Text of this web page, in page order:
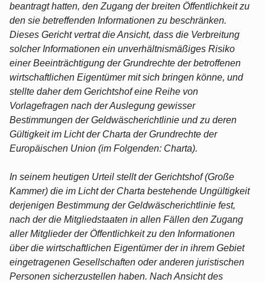
beantragt hatten, den Zugang der breiten Öffentlichkeit zu
den sie betreffenden Informationen zu beschränken.
Dieses Gericht vertrat die Ansicht, dass die Verbreitung
solcher Informationen ein unverhältnismäßiges Risiko
einer Beeinträchtigung der Grundrechte der betroffenen
wirtschaftlichen Eigentümer mit sich bringen könne, und
stellte daher dem Gerichtshof eine Reihe von
Vorlagefragen nach der Auslegung gewisser
Bestimmungen der Geldwäscherichtlinie und zu deren
Gültigkeit im Licht der Charta der Grundrechte der
Europäischen Union (im Folgenden: Charta).
In seinem heutigen Urteil stellt der Gerichtshof (Große
Kammer) die im Licht der Charta bestehende Ungültigkeit
derjenigen Bestimmung der Geldwäscherichtlinie fest,
nach der die Mitgliedstaaten in allen Fällen den Zugang
aller Mitglieder der Öffentlichkeit zu den Informationen
über die wirtschaftlichen Eigentümer der in ihrem Gebiet
eingetragenen Gesellschaften oder anderen juristischen
Personen sicherzustellen haben. Nach Ansicht des